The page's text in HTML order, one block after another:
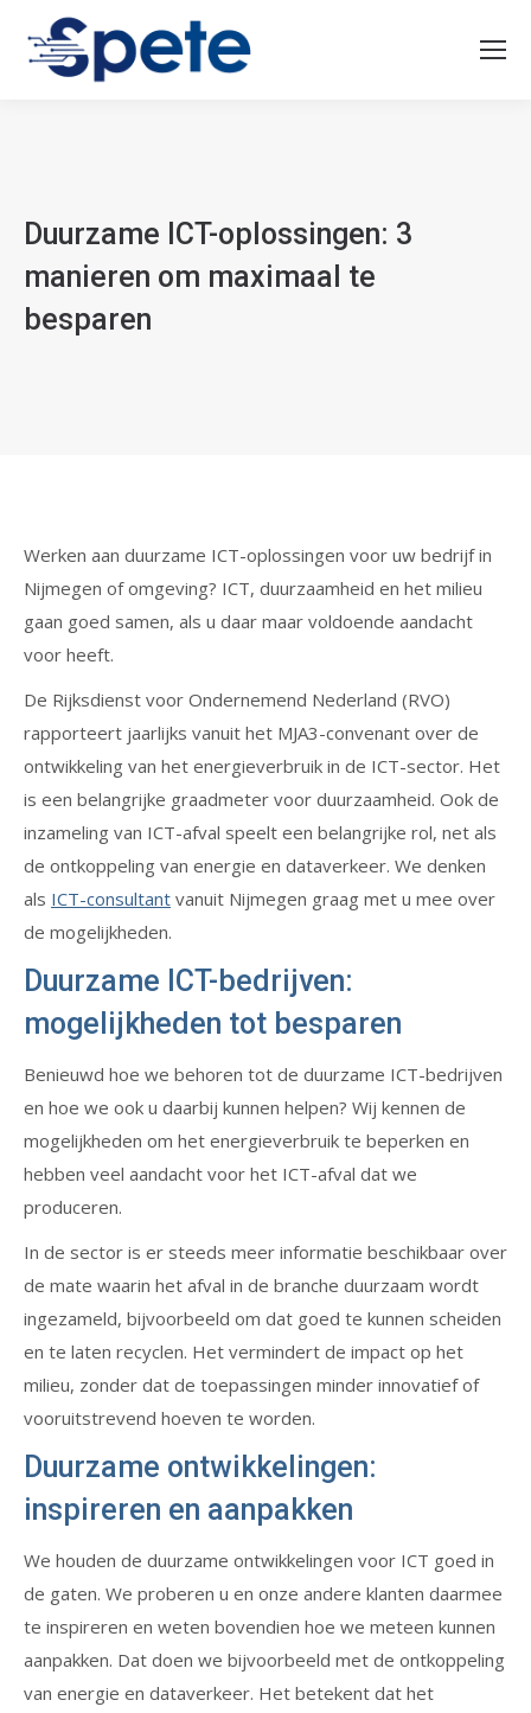
Duurzame ICT-oplossingen: 3
manieren om maximaal te
besparen
Werken aan duurzame ICT-oplossingen voor uw bedrijf in
Nijmegen of omgeving? ICT, duurzaamheid en het milieu
gaan goed samen, als u daar maar voldoende aandacht
voor heeft.
De Rijksdienst voor Ondernemend Nederland (RVO)
rapporteert jaarlijks vanuit het MJA3-convenant over de
ontwikkeling van het energieverbruik in de ICT-sector. Het
is een belangrijke graadmeter voor duurzaamheid. Ook de
inzameling van ICT-afval speelt een belangrijke rol, net als
de ontkoppeling van energie en dataverkeer. We denken
als ICT-consultant vanuit Nijmegen graag met u mee over
de mogelijkheden.
Duurzame ICT-bedrijven:
mogelijkheden tot besparen
Benieuwd hoe we behoren tot de duurzame ICT-bedrijven
en hoe we ook u daarbij kunnen helpen? Wij kennen de
mogelijkheden om het energieverbruik te beperken en
hebben veel aandacht voor het ICT-afval dat we
produceren.
In de sector is er steeds meer informatie beschikbaar over
de mate waarin het afval in de branche duurzaam wordt
ingezameld, bijvoorbeeld om dat goed te kunnen scheiden
en te laten recyclen. Het vermindert de impact op het
milieu, zonder dat de toepassingen minder innovatief of
vooruitstrevend hoeven te worden.
Duurzame ontwikkelingen:
inspireren en aanpakken
We houden de duurzame ontwikkelingen voor ICT goed in
de gaten. We proberen u en onze andere klanten daarmee
te inspireren en weten bovendien hoe we meteen kunnen
aanpakken. Dat doen we bijvoorbeeld met de ontkoppeling
van energie en dataverkeer. Het betekent dat het